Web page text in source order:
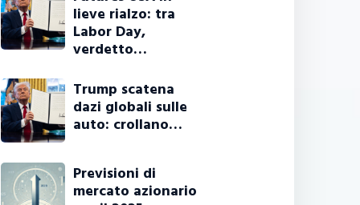
lieve rialzo: tra
Labor Day,
verdetto…
Trump scatena
dazi globali sulle
auto: crollano…
Previsioni di
mercato azionario